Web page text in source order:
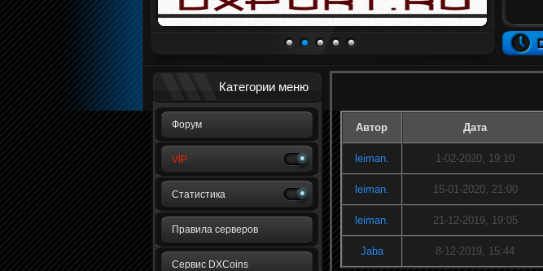
Категории меню
Форум
VIP
Статистика
Правила серверов
Сервис DXCoins
Автор Дата
leiman. 1-02-2020, 19:10
leiman. 15-01-2020, 21:00
leiman. 21-12-2019, 19:05
Jaba 8-12-2019, 15:44